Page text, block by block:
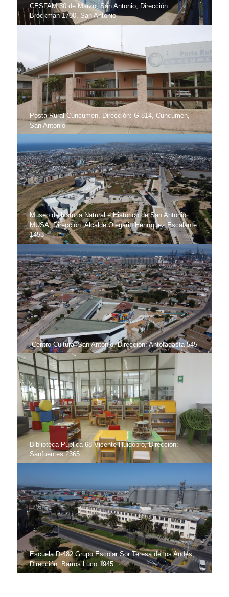
CESFAM 30 de Marzo, San Antonio, Dirección:
Brockman 1700, San Antonio
Posta Rural Cuncumén, Dirección: G-814, Cuncumén,
San Antonio
Museo de historia Natural e Histórico de San Antonio
MUSA, Dirección: Alcalde Olegario Henríquez Escalante
1453
Centro Cultural San Antonio, Dirección: Antofagasta 545
Biblioteca Pública 68 Vicente Huidobro, Dirección:
Sanfuentes 2365
Escuela D-482 Grupo Escolar Sor Teresa de los Andes,
Dirección: Barros Luco 1945